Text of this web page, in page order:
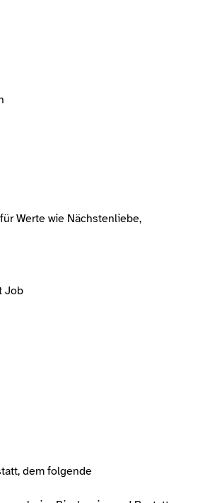
Werte wie Nächstenliebe,
Job
dem folgende